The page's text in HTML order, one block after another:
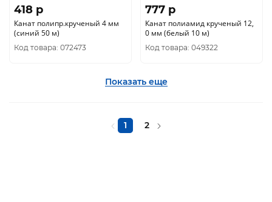
418 p
Канат полипр.крученый 4 мм
(синий 50 м)
Код товара: 072473
777 p
Канат полиамид крученый 12,
0 мм (белый 10 м)
Код товара: 049322
Показать еще
1 2